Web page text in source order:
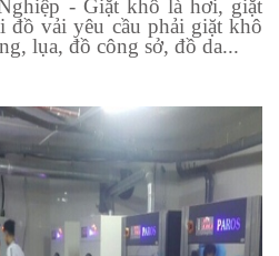
- Giặt khô là hơi, giặt
đồ vải yêu cầu phải giặt khô
lụa, đồ công sở, đồ da...